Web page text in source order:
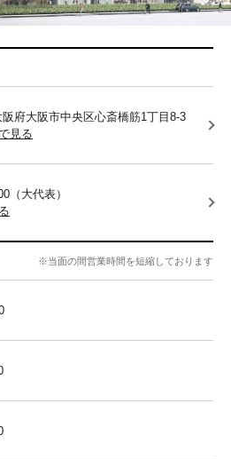
阪府大阪市中央区心斎橋筋1丁目8-3
見る
（大代表）
※当面の間営業時間を短縮しております